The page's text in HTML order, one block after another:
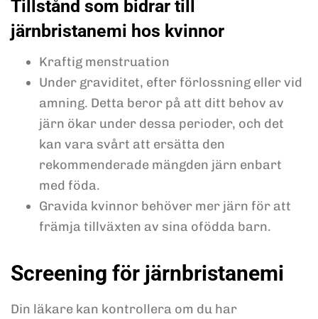
Tillstånd som bidrar till
järnbristanemi hos kvinnor
Kraftig menstruation
Under graviditet, efter förlossning eller vid
amning. Detta beror på att ditt behov av
järn ökar under dessa perioder, och det
kan vara svårt att ersätta den
rekommenderade mängden järn enbart
med föda.
Gravida kvinnor behöver mer järn för att
främja tillväxten av sina ofödda barn.
Screening för järnbristanemi
Din läkare kan kontrollera om du har